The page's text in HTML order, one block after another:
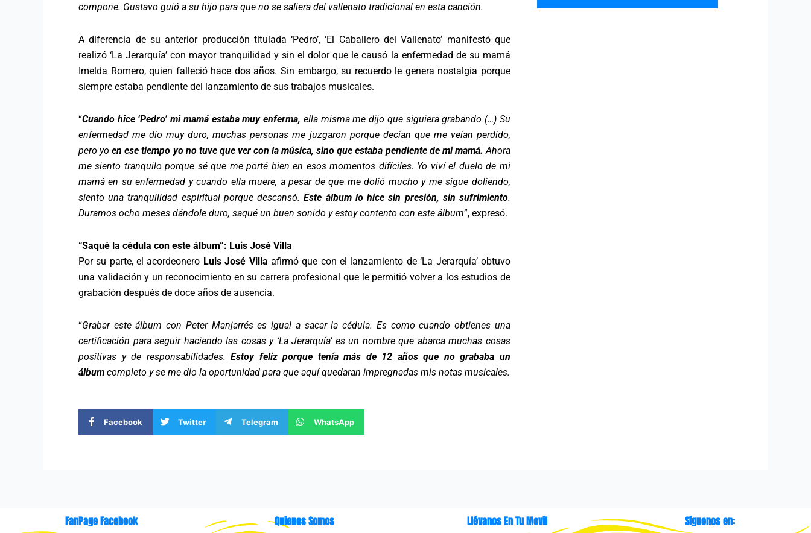
compone. Gustavo guió a su hijo para que no se saliera del vallenato tradicional en esta canción.
A diferencia de su anterior producción titulada ‘Pedro’, ‘El Caballero del Vallenato’ manifestó que
realizó ‘La Jerarquía’ con mayor tranquilidad y sin el dolor que le causó la enfermedad de su mamá
Imelda Romero, quien falleció hace dos años. Sin embargo, su recuerdo le genera nostalgia porque
siempre estaba pendiente del lanzamiento de sus trabajos musicales.
“Cuando hice ‘Pedro’ mi mamá estaba muy enferma, ella misma me dijo que siguiera grabando (…) Su
enfermedad me dio muy duro, muchas personas me juzgaron porque decían que me veían perdido,
pero yoen ese tiempo yo no tuve que ver con la música, sino que estaba pendiente de mi mamá. Ahora
me siento tranquilo porque sé que me porté bien en esos momentos difíciles. Yo viví el duelo de mi
mamá en su enfermedad y cuando ella muere, a pesar de que me dolió mucho y me sigue doliendo,
siento una tranquilidad espiritual porque descansó. Este álbum lo hice sin presión, sin sufrimiento.
Duramos ocho meses dándole duro, saqué un buen sonido y estoy contento con este álbum”, expresó.
“Saqué la cédula con este álbum”: Luis José Villa
Por su parte, el acordeonero Luis José Villa afirmó que con el lanzamiento de ‘La Jerarquía’ obtuvo
una validación y un reconocimiento en su carrera profesional que le permitió volver a los estudios de
grabación después de doce años de ausencia.
“Grabar este álbum con Peter Manjarrés es igual a sacar la cédula. Es como cuando obtienes una
certificación para seguir haciendo las cosas y ‘La Jerarquía’ es un nombre que abarca muchas cosas
positivas y de responsabilidades.Estoy feliz porque tenía más de 12 años que no grababa un
álbum completo y se me dio la oportunidad para que aquí quedaran impregnadas mis notas musicales.
Facebook Twitter Telegram WhatsApp
FanPage Facebook Quienes Somos Llévanos En Tu Movil Síguenos en: